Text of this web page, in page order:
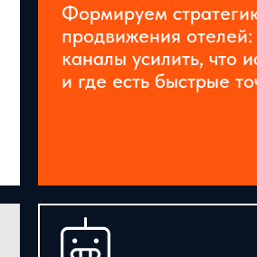
Формируем
продвижения отелей:
каналы усилить, что
и где есть быстрые